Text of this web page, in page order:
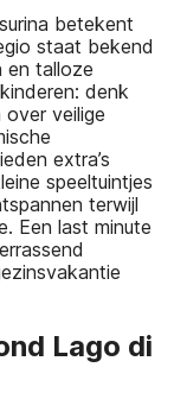
betekent
staat bekend
en talloze
denk
veilige
extra’s
speeltuintjes
terwijl
Een last minute
Lago di